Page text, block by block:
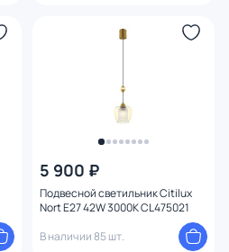
5 900 ₽
Подвесной светильник Citilux
Nort E27 42W 3000К CL475021
В наличии 85 шт.